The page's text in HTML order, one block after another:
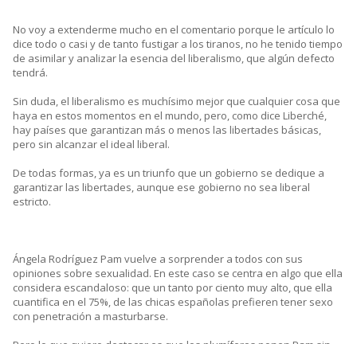
No voy a extenderme mucho en el comentario porque le artículo lo
dice todo o casi y de tanto fustigar a los tiranos, no he tenido tiempo
de asimilar y analizar la esencia del liberalismo, que algún defecto
tendrá.
Sin duda, el liberalismo es muchísimo mejor que cualquier cosa que
haya en estos momentos en el mundo, pero, como dice Liberché,
hay países que garantizan más o menos las libertades básicas,
pero sin alcanzar el ideal liberal.
De todas formas, ya es un triunfo que un gobierno se dedique a
garantizar las libertades, aunque ese gobierno no sea liberal
estricto.
Ángela Rodríguez Pam vuelve a sorprender a todos con sus
opiniones sobre sexualidad. En este caso se centra en algo que ella
considera escandaloso: que un tanto por ciento muy alto, que ella
cuantifica en el 75%, de las chicas españolas prefieren tener sexo
con penetración a masturbarse.